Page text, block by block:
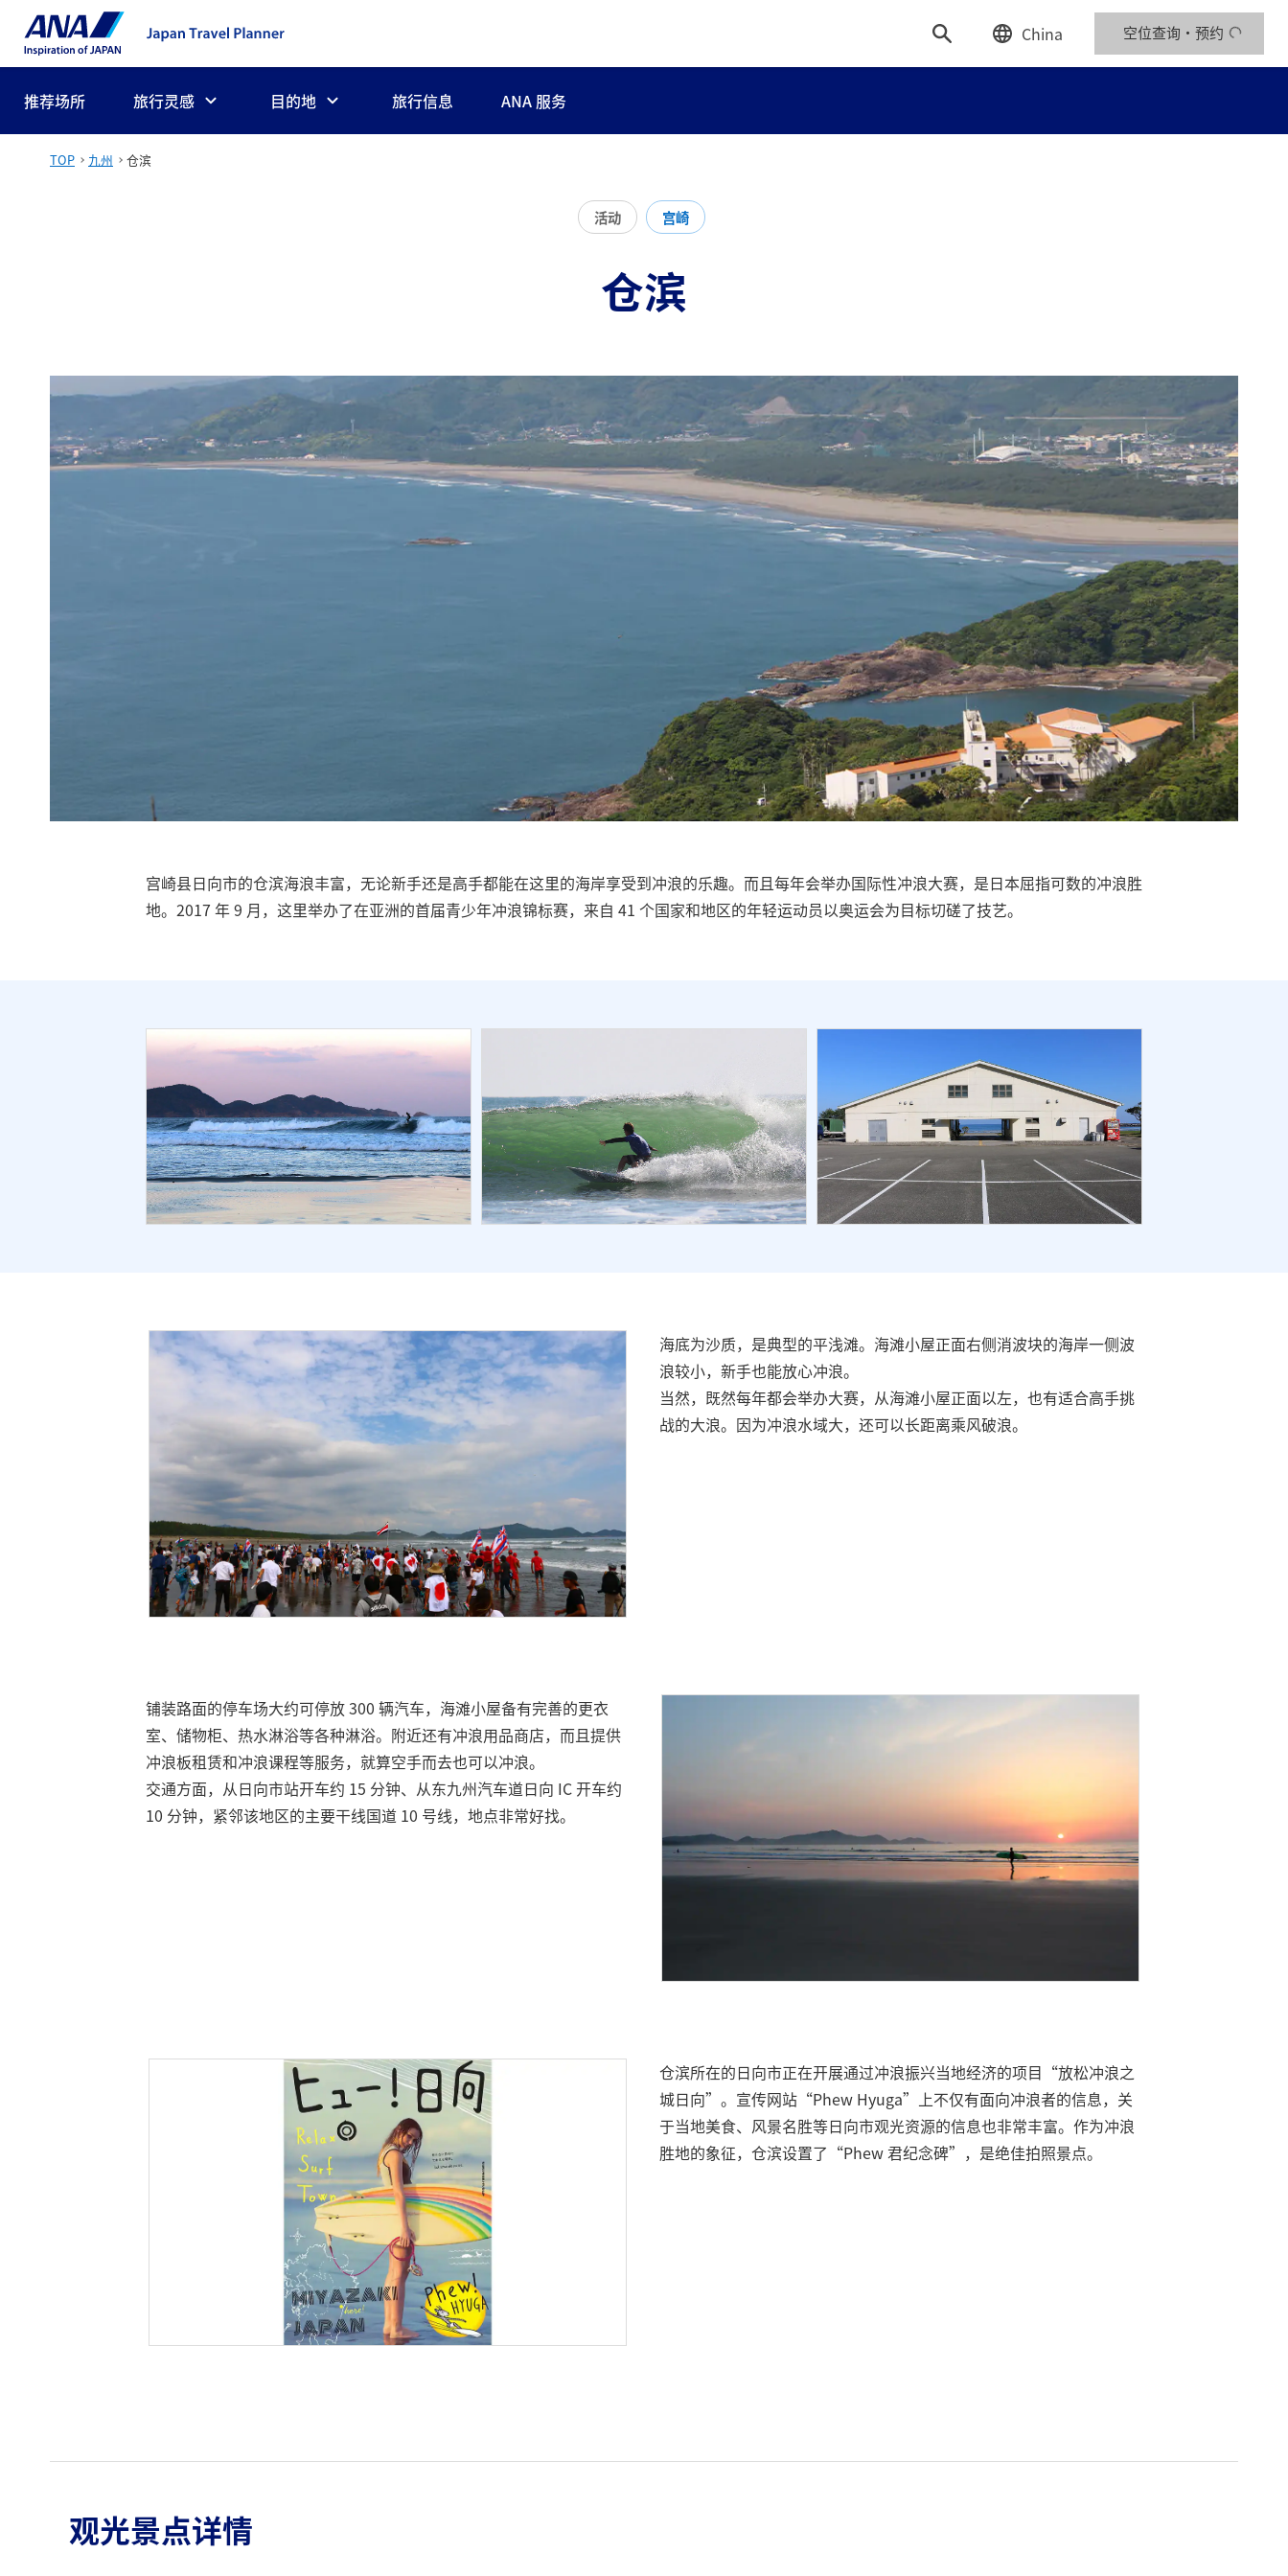
China 空位查询・预约
推荐场所 旅行灵感 目的地 旅行信息 ANA 服务
TOP 九州 仓滨
活动 宫崎
仓滨
宫崎县日向市的仓滨海浪丰富，无论新手还是高手都能在这里的海岸享受到冲浪的乐趣。而且每年会举办国际性冲浪大赛，是日本屈指可数的冲浪胜
地。2017 年 9 月，这里举办了在亚洲的首届青少年冲浪锦标赛，来自 41 个国家和地区的年轻运动员以奥运会为目标切磋了技艺。
海底为沙质，是典型的平浅滩。海滩小屋正面右侧消波块的海岸一侧波
浪较小，新手也能放心冲浪。
当然，既然每年都会举办大赛，从海滩小屋正面以左，也有适合高手挑
战的大浪。因为冲浪水域大，还可以长距离乘风破浪。
铺装路面的停车场大约可停放 300 辆汽车，海滩小屋备有完善的更衣
室、储物柜、热水淋浴等各种淋浴。附近还有冲浪用品商店，而且提供
冲浪板租赁和冲浪课程等服务，就算空手而去也可以冲浪。
交通方面，从日向市站开车约 15 分钟、从东九州汽车道日向 IC 开车约
10 分钟，紧邻该地区的主要干线国道 10 号线，地点非常好找。
仓滨所在的日向市正在开展通过冲浪振兴当地经济的项目“放松冲浪之
城日向”。宣传网站“Phew Hyuga”上不仅有面向冲浪者的信息，关
于当地美食、风景名胜等日向市观光资源的信息也非常丰富。作为冲浪
胜地的象征，仓滨设置了“Phew 君纪念碑”，是绝佳拍照景点。
观光景点详情